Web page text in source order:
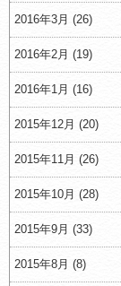
2016年3月 (26)
2016年2月 (19)
2016年1月 (16)
2015年12月 (20)
2015年11月 (26)
2015年10月 (28)
2015年9月 (33)
2015年8月 (8)